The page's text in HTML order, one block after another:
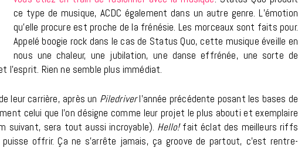
ce type de musique, ACDC également dans un autre genre. L’émotion
qu’elle procure est proche de la frénésie. Les morceaux sont faits pour.
Appelé boogie rock dans le cas de Status Quo, cette musique éveille en
nous une chaleur, une jubilation, une danse effrénée, une sorte de
l’esprit. Rien ne semble plus immédiat.
leur carrière, après un Piledriverl’année précédente posant les bases de
celui que l’on désigne comme leur projet le plus abouti et exemplaire
suivant, sera tout aussi incroyable). Hello!fait éclat des meilleurs riffs
offrir. Ça ne s’arrête jamais, ça groove de partout, c’est rentre-